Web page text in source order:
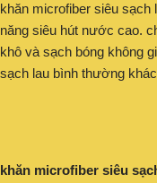
khăn microfiber siêu
năng siêu hút nước cao.
khô và sạch bóng không
sạch lau bình thường khác
khăn microfiber siêu